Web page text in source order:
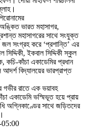
ভারত মহাসাগর,
মহাসাগরের সাথে সংযুক্ত
জল সংগ্রহ করে ‘প্রশান্তি’ এর
ইকবাল সিদ্দিকী স্কুল
কচি-কাঁচা একাডেমির প্রধান
বিদ্যালয়ের ভারপ্রাপ্ত
রাতে এক ভয়াবহ
একাডেমি ভস্মিভূত হয়ে প্রায়
অগ্নিকাণ্ডের সাথে জড়িতদের